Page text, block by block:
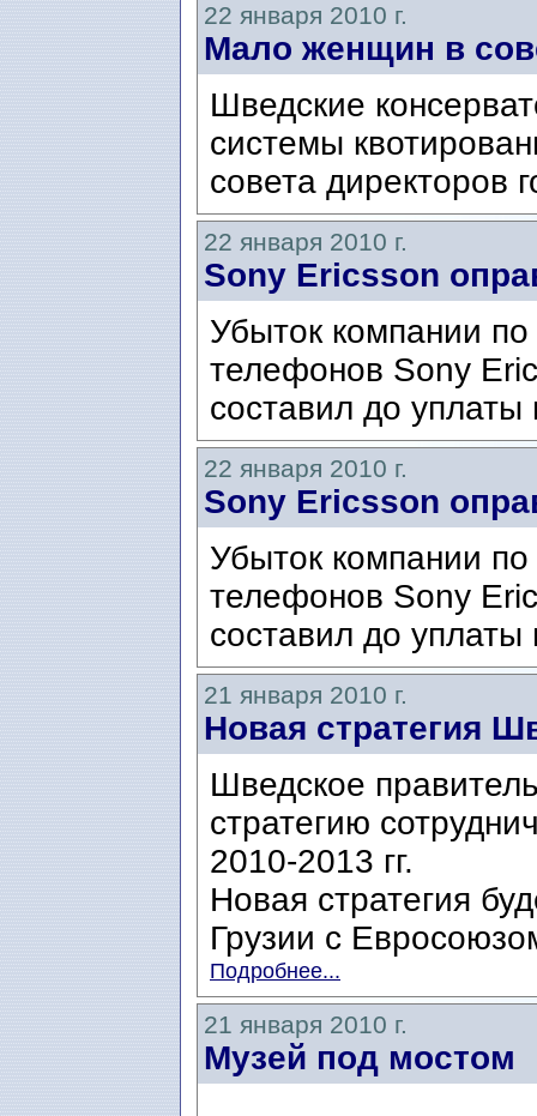
22 января 2010 г.
Мало женщин в
Шведские
системы
совета директоров
22 января 2010 г.
Sony Ericsson
Убыток компании
телефонов Sony
составил до
22 января 2010 г.
Sony Ericsson
Убыток компании
телефонов Sony
составил до
21 января 2010 г.
Новая стратегия
Шведское
стратегию
2010-2013 гг.
Новая стратегия
Грузии с
Подробнее...
21 января 2010 г.
Музей под мостом